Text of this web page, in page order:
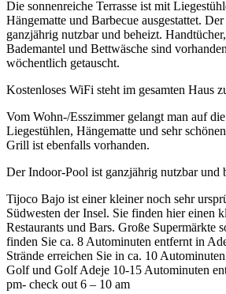
Die sonnenreiche Terrasse ist mit
Hängematte und Barbecue ausgestattet.
ganzjährig nutzbar und beheizt.
Bademantel und Bettwäsche sind
wöchentlich getauscht.
Kostenloses WiFi steht im gesamten Haus
Vom Wohn-/Esszimmer gelangt man auf
Liegestühlen, Hängematte und sehr
Grill ist ebenfalls vorhanden.
Der Indoor-Pool ist ganzjährig nutzbar und
Tijoco Bajo ist einer kleiner noch sehr
Südwesten der Insel. Sie finden hier einen
Restaurants und Bars. Große Supermärkte
finden Sie ca. 8 Autominuten entfernt in
Strände erreichen Sie in ca. 10
Golf und Golf Adeje 10-15 Autominuten
pm- check out 6 – 10 am